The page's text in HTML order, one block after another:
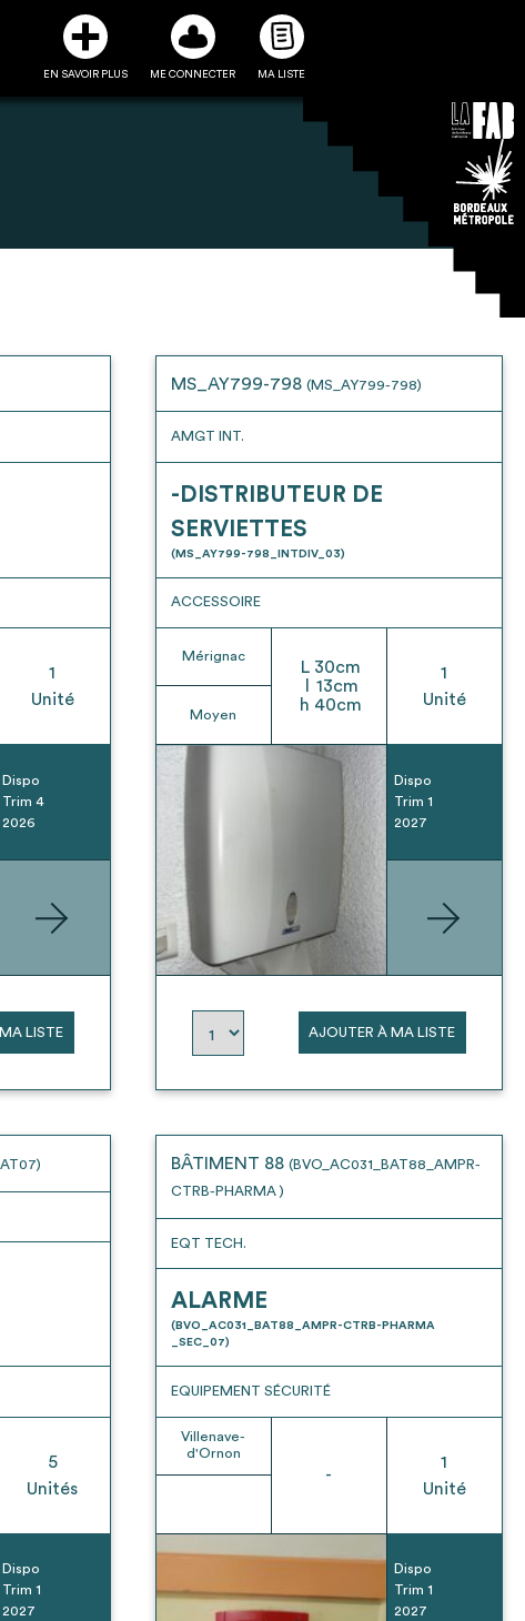
EN SAVOIR PLUS ME CONNECTER MA LISTE
à la conception
modalités et stratégies de
1
Unité
Dispo
Trim 4
2026
LISTE
MS_AY799-798 (MS_AY799-798)
AMGT INT.
-DISTRIBUTEUR DE
SERVIETTES
(MS_AY799-798_INTDIV_03)
ACCESSOIRE
Mérignac
Moyen
L 30cm
13cm
h 40cm
1
Unité
Dispo
Trim 1
2027
AJOUTER À MA LISTE
5
Unités
Dispo
Trim 1
2027
BÂTIMENT 88 (BVO_AC031_BAT88_AMPR-
CTRB-PHARMA )
EQT TECH.
ALARME
(BVO_AC031_BAT88_AMPR-CTRB-PHARMA
_SEC_07)
EQUIPEMENT SÉCURITÉ
Villenave-
d'Ornon
-
1
Unité
Dispo
Trim 1
2027